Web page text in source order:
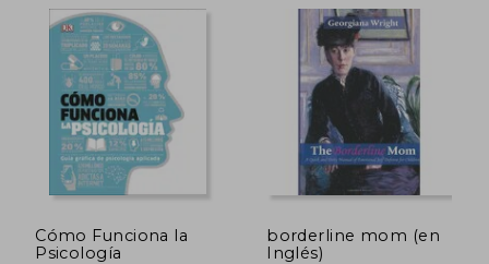
55%
dcto.
S/ 140,62 55%
dcto.
Cómo Funciona la
Psicología
borderline mom (en
Inglés)